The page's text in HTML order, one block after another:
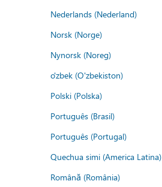
Nederlands (Nederland)
Norsk (Norge)
Nynorsk (Noreg)
o'zbek (O'zbekiston)
Polski (Polska)
Português (Brasil)
Português (Portugal)
Quechua simi (America Latina)
Română (România)